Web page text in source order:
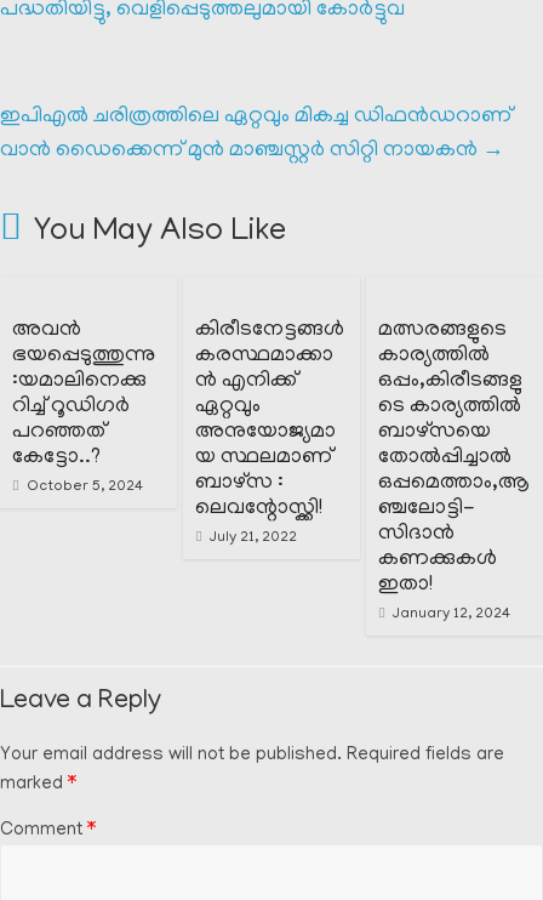
പദ്ധതിയിട്ടു, വെളിപ്പെടുത്തലുമായി കോർട്ടുവ
ഇപിഎൽ ചരിത്രത്തിലെ ഏറ്റവും മികച്ച ഡിഫൻഡറാണ്
വാൻ ഡൈക്കെന്ന് മുൻ മാഞ്ചസ്റ്റർ സിറ്റി നായകൻ →
You May Also Like
അവൻ
ഭയപ്പെടുത്തുന്നു
:യമാലിനെക്കു
റിച്ച് റൂഡിഗർ
പറഞ്ഞത്
കേട്ടോ..?
October 5, 2024
കിരീടനേട്ടങ്ങൾ
കരസ്ഥമാക്കാ
ൻ എനിക്ക്
ഏറ്റവും
അനുയോജ്യമാ
യ സ്ഥലമാണ്
ബാഴ്സ :
ലെവന്റോസ്ക്കി!
July 21, 2022
മത്സരങ്ങളുടെ
കാര്യത്തിൽ
ഒപ്പം,കിരീടങ്ങളു
ടെ കാര്യത്തിൽ
ബാഴ്സയെ
തോൽപ്പിച്ചാൽ
ഒപ്പമെത്താം,ആ
ഞ്ചലോട്ടി-
സിദാൻ
കണക്കുകൾ
ഇതാ!
January 12, 2024
Leave a Reply
Your email address will not be published. Required fields are
marked *
Comment *